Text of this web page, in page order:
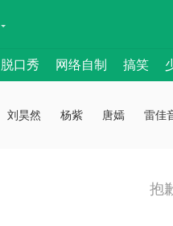
脱口秀 网络自制 搞笑
刘昊然 杨紫 唐嫣 雷佳
抱